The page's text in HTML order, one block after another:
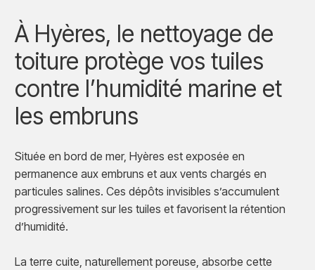
À Hyères, le nettoyage de
toiture protège vos tuiles
contre l’humidité marine et
les embruns
Située en bord de mer, Hyères est exposée en
permanence aux embruns et aux vents chargés en
particules salines. Ces dépôts invisibles s’accumulent
progressivement sur les tuiles et favorisent la rétention
d’humidité.
La terre cuite, naturellement poreuse, absorbe cette